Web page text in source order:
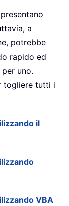
a
potrebbe
rapido ed
uno.
togliere tutti i
il
VBA